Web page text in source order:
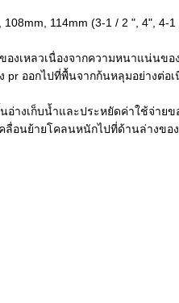
114mm (3-1 / 2 ", 4",
งเหลวเนื่องจากความหนาแน่นข
ออกไปที่พื้นจากก้นหลุมอย่างต่อ
างเก็บน้ำและประหยัดค่าใช้จ่าย
อนย้ายโคลนหนักไปที่ด้านล่างขอ